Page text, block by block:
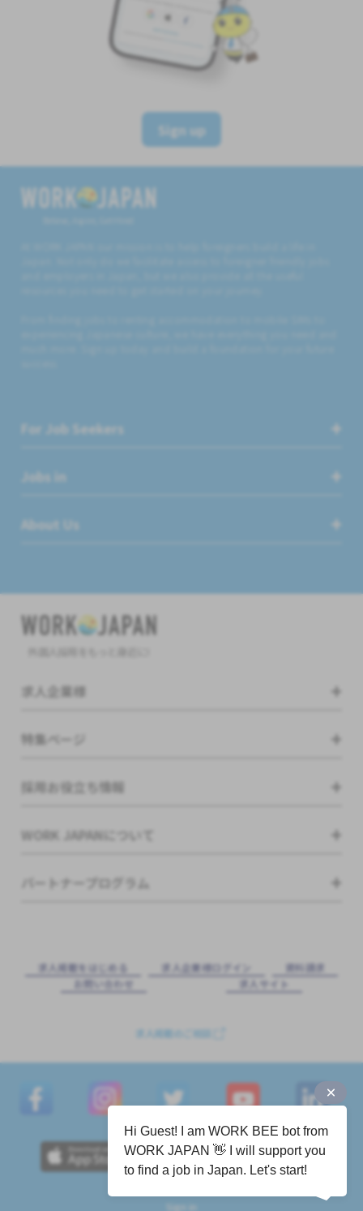
Sign up
For Job Seekers
Jobs in
About Us
求人企業様
特集ページ
採用お役立ち情報
WORK JAPANについて
パートナープログラム
求⼈掲載をはじめる 求⼈企業様ログイン
資料請求
お問い合わせ
求⼈サイト
求人掲載のご相談
Sign in
Hi Guest! I am WORK BEE bot from
WORK JAPAN 👋 I will support you
to find a job in Japan. Let's start!